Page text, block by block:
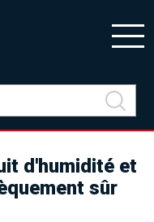
d'humidité et
sûr